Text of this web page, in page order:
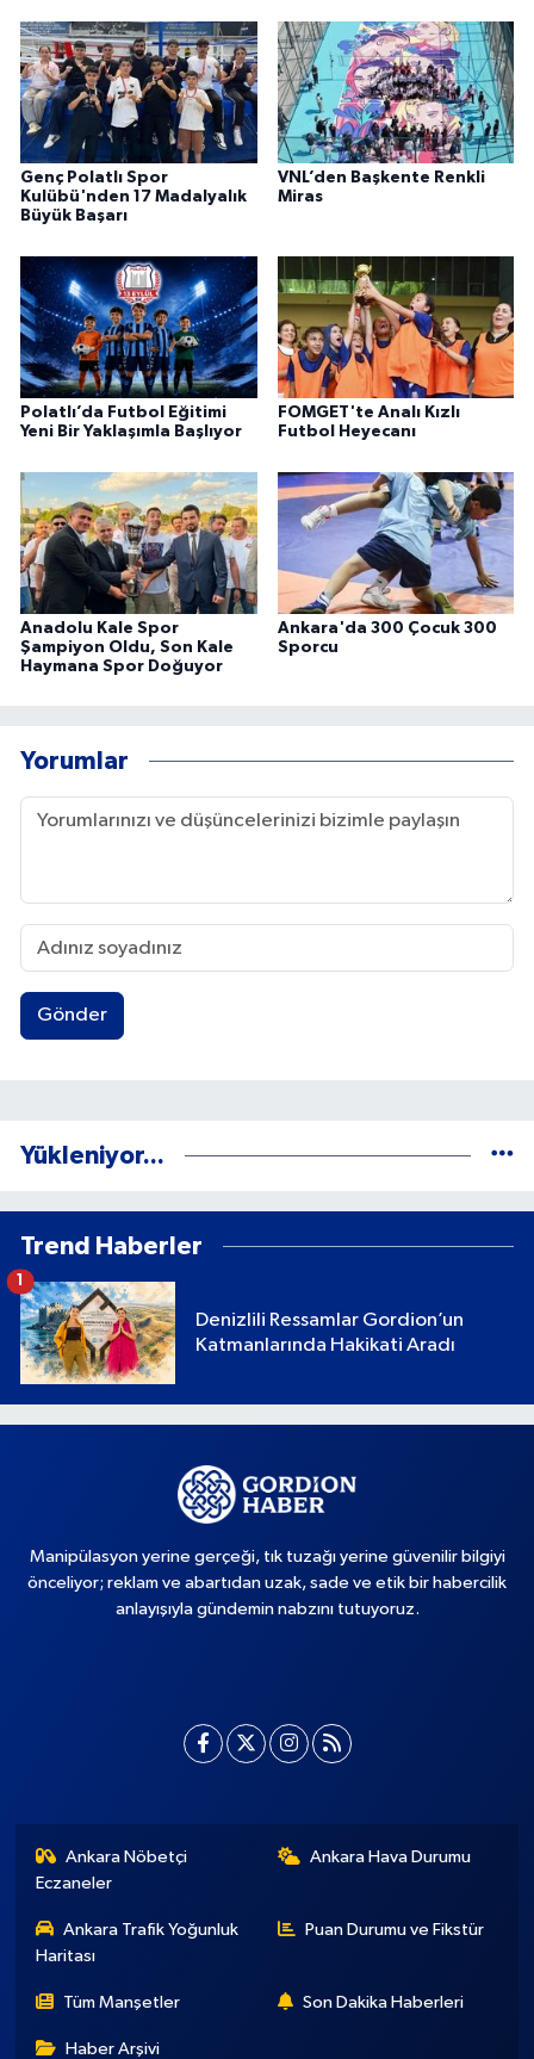
Genç Polatlı Spor
Kulübü'nden 17 Madalyalık
Büyük Başarı
VNL’den Başkente Renkli
Miras
Polatlı’da Futbol Eğitimi
Yeni Bir Yaklaşımla Başlıyor
FOMGET'te Analı Kızlı
Futbol Heyecanı
Anadolu Kale Spor
Şampiyon Oldu, Son Kale
Haymana Spor Doğuyor
Ankara'da 300 Çocuk 300
Sporcu
Yorumlar
Gönder
Yükleniyor...
Trend Haberler
Denizlili Ressamlar Gordion’un
Katmanlarında Hakikati Aradı
1
Manipülasyon yerine gerçeği, tık tuzağı yerine güvenilir bilgiyi
önceliyor; reklam ve abartıdan uzak, sade ve etik bir habercilik
anlayışıyla gündemin nabzını tutuyoruz.
Ankara Nöbetçi
Eczaneler
Ankara Hava Durumu
Ankara Trafik Yoğunluk
Haritası
Puan Durumu ve Fikstür
Tüm Manşetler Son Dakika Haberleri
Haber Arşivi